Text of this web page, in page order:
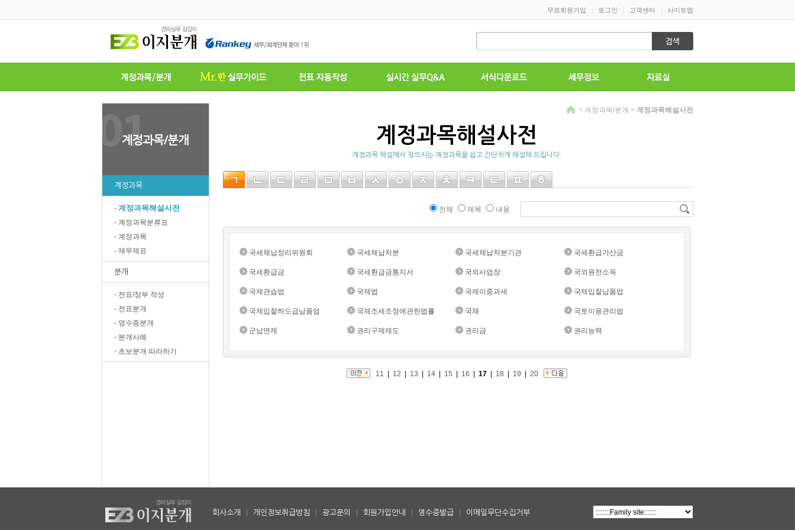
무료회원가입 로그인 고객센터 사이트맵
계정과목
- 계정과목해설사전
- 계정과목분류표
- 계정과목
- 재무제표
분개
- 전표/장부 작성
- 전표분개
- 영수증분개
- 분개사례
- 초보분개 따라하기
> 계정과목/분개 > 계정과목해설사전
계정과목해설사전
계정과목 해설에서 찾으시는 계정과목을 쉽고 간단하게 해설해 드립니다.
전체 제목 내용
국세체납정리위원회 국세체납처분 국세체납처분기관 국세환급가산금
국세환급금 국세환급금통지서 국외사업장 국외원천소득
국제관습법 국제법 국제이중과세 국제입찰납품업
국제입찰하도급납품업 국제조세조정에관한법률 국채 국토이용관리법
군납면제 권리구제제도 권리금 권리능력
11 12 13 14 15 16 17| 18 19 20
회사소개 개인정보취급방침 광고문의 회원가입안내 영수증발급 이메일무단수집거부